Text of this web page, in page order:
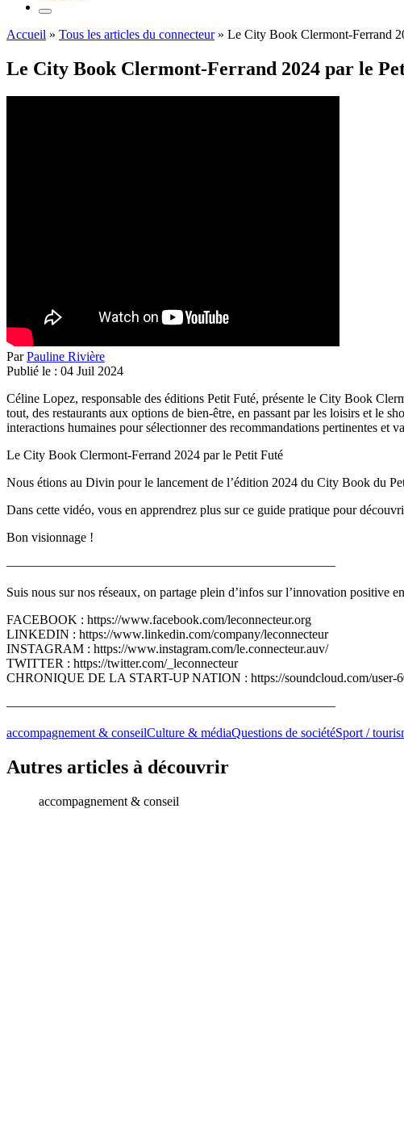
Accueil » Tous les articles du connecteur» Le City Book Clermont-Ferrand
Le City Book Clermont-Ferrand 2024 par le
ParPauline Rivière
Publié le : 04 Juil 2024
Céline Lopez, responsable des éditions Petit Futé, présente le City Book
tout, des restaurants aux options de bien-être, en passant par les loisirs et le
interactions humaines pour sélectionner des recommandations pertinentes et
Le City Book Clermont-Ferrand 2024 par le Petit Futé
Nous étions au Divin pour le lancement de l’édition 2024 du City Book du
Dans cette vidéo, vous en apprendrez plus sur ce guide pratique pour
Bon visionnage !
—————————————————————————–
Suis nous sur nos réseaux, on partage plein d’infos sur l’innovation positive
FACEBOOK : https://www.facebook.com/leconnecteur.org
LINKEDIN : https://www.linkedin.com/company/leconnecteur
INSTAGRAM : https://www.instagram.com/le.connecteur.auv/
TWITTER : https://twitter.com/_leconnecteur
CHRONIQUE DE LA START-UP NATION : https://soundcloud.com/user-
—————————————————————————–
accompagnement & conseilCulture & médiaQuestions de sociétéSport /
Autres articles à découvrir
accompagnement & conseil